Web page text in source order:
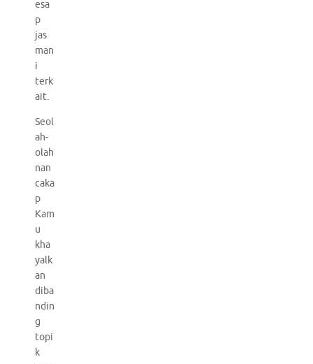
esa
p
jas
man
i
terk
ait.
Seol
ah-
olah
nan
caka
p
Kam
u
kha
yalk
an
diba
ndin
g
topi
k